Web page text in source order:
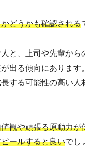
どうかも確認される
と、上司や先輩か
出る傾向にありま
する可能性の高い人
観や頑張る原動力
ールすると良いでし